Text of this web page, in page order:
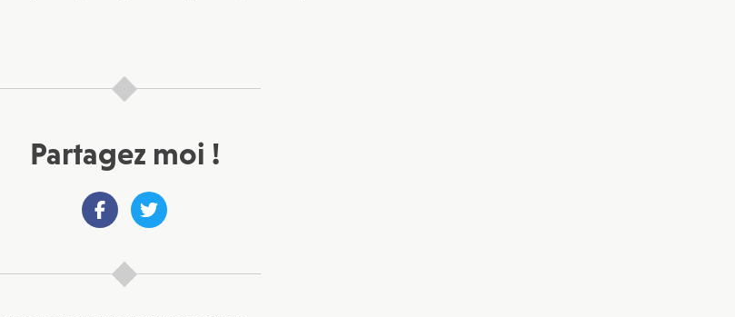
Partagez moi !